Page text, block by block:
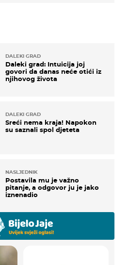
DALEKI GRAD
Daleki grad: Intuicija joj
govori da danas neće otići iz
njihovog života
DALEKI GRAD
Sreći nema kraja! Napokon
su saznali spol djeteta
NASLJEDNIK
Postavila mu je važno
pitanje, a odgovor ju je jako
iznenadio